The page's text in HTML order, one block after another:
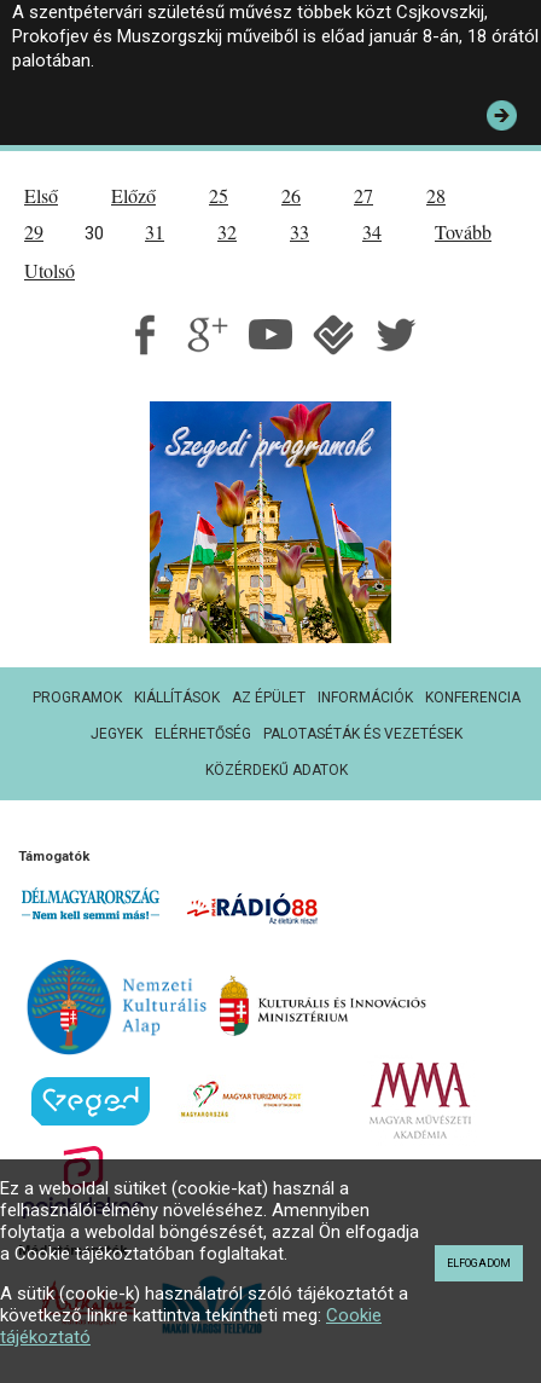
A szentpétervári születésű művész többek közt Csjkovszkij,
Prokofjev és Muszorgszkij műveiből is előad január 8-án, 18
palotában.
Első Előző 25 26 27
28
29
30 31 32 33 34
Tovább
Utolsó
PROGRAMOK KIÁLLÍTÁSOK AZ ÉPÜLET INFORMÁCIÓK KONFERENCIA
JEGYEK ELÉRHETŐSÉG PALOTASÉTÁK ÉS VEZETÉSEK
KÖZÉRDEKŰ ADATOK
Támogatók
Médiatámogatók
Ez a weboldal sütiket (cookie-kat) használ a
felhasználói élmény növeléséhez. Amennyiben
folytatja a weboldal böngészését, azzal Ön elfogadja
a Cookie tájékoztatóban foglaltakat.
A sütik (cookie-k) használatról szóló tájékoztatót a
következő linkre kattintva tekintheti meg: Cookie
tájékoztató
ELFOGADOM